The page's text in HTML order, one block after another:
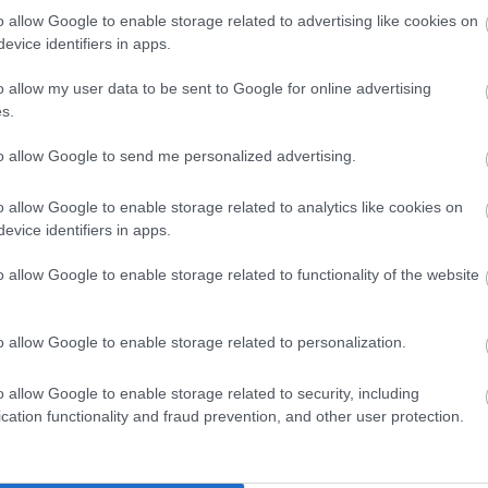
allow Google to enable storage related to advertising like cookies on
identifiers in apps.
allow my user data to be sent to Google for online advertising
allow Google to send me personalized advertising.
allow Google to enable storage related to analytics like cookies on
identifiers in apps.
allow Google to enable storage related to functionality of the website
allow Google to enable storage related to personalization.
allow Google to enable storage related to security, including
functionality and fraud prevention, and other user protection.
Szembe mersz nézni azzal, akivé válhattál
Vigh Bálint új független filmje, aKONEKTaz önismeret és a
intelligencia uralta világban.
2025. 10. 10.|Kultúrpart
amely több mint száz év magyar zenetörténetét sűríti –
Bartóktól és Huszkától a Szörényi-Bródy fémjelezte